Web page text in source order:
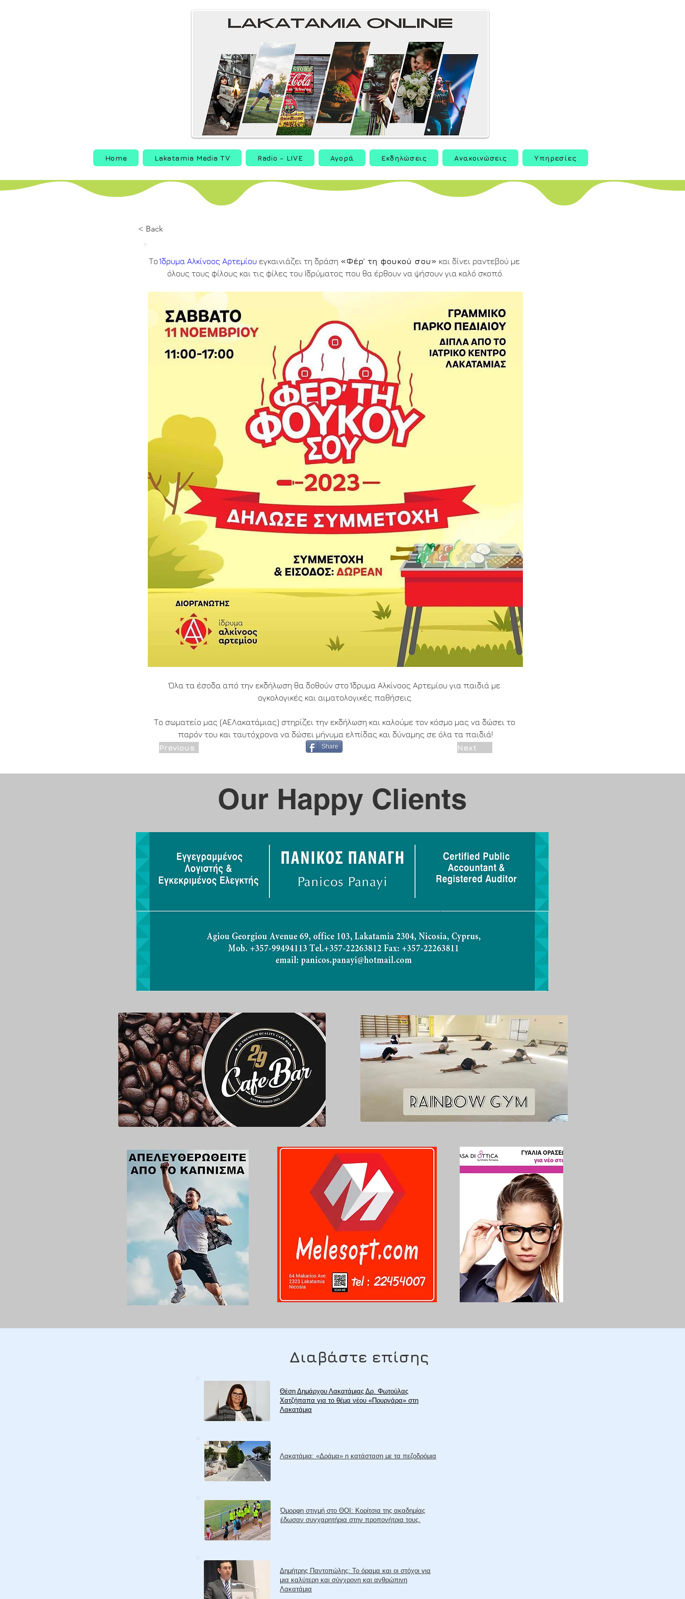
Home Lakatamia Media TV Radio - LIVE Αγορά Εκδηλώσεις Ανακοινώσεις Υπηρεσίες
< Back
Το Ίδρυμα Αλκίνοος Αρτεμίου εγκαινιάζει τη δράση «Φέρ’ τη φουκού σου» και δίνει ραντεβού με
όλους τους φίλους και τις φίλες του Ιδρύματος που θα έρθουν να ψήσουν για καλό σκοπό.
Όλα τα έσοδα από την εκδήλωση θα δοθούν στο Ίδρυμα Αλκίνοος Αρτεμίου για παιδιά με
ογκολογικές και αιματολογικές παθήσεις.
Το σωματείο μας (ΑΕΛακατάμιας) στηρίζει την εκδήλωση και καλούμε τον κόσμο μας να δώσει το
παρόν του και ταυτόχρονα να δώσει μήνυμα ελπίδας και δύναμης σε όλα τα παιδιά!
Previous
Share Next
Our Happy Clients
Διαβάστε επίσης
Θέση Δημάρχου Λακατάμιας Δρ. Φωτούλας
Χατζήπαπα για το θέμα νέου «Πουρνάρα» στη
Λακατάμια
Λακατάμια: «Δράμα» η κατάσταση με τα πεζοδρόμια
Όμορφη στιγμή στο ΘΟΙ: Κορίτσια της ακαδημίας
έδωσαν συγχαρητήρια στην προπονήτρια τους.
Δημήτρης Παντοπώλης: Το όραμα και οι στόχοι για
μια καλύτερη και σύγχρονη και ανθρώπινη
Λακατάμια